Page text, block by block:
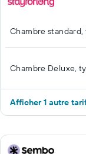
Chambre
Chambre Deluxe,
Afficher 1 autre